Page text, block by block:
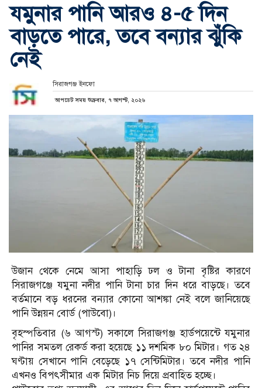
যমুনার পানি আরও ৪-৫ দিন
বাড়তে পারে, তবে বন্যার ঝুঁকি
নেই
সিরাজগঞ্জ ইনফো
আপডেট সময় শুক্রবার, ৭ আগস্ট, ২০২৬
উজান থেকে নেমে আসা পাহাড়ি ঢল ও টানা বৃষ্টির কারণে
সিরাজগঞ্জে যমুনা নদীর পানি টানা চার দিন ধরে বাড়ছে। তবে
বর্তমানে বড় ধরনের বন্যার কোনো আশঙ্কা নেই বলে জানিয়েছে
পানি উন্নয়ন বোর্ড (পাউবো)।
বৃহস্পতিবার (৬ আগস্ট) সকালে সিরাজগঞ্জ হার্ডপয়েন্টে যমুনার
পানির সমতল রেকর্ড করা হয়েছে ১১ দশমিক ৮০ মিটার। গত ২৪
ঘণ্টায় সেখানে পানি বেড়েছে ১৭ সেন্টিমিটার। তবে নদীর পানি
এখনও বিপৎসীমার এক মিটার নিচ দিয়ে প্রবাহিত হচ্ছে।